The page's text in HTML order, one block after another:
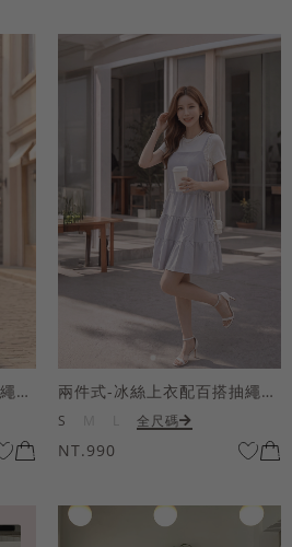
兩件式-冰絲上衣配百搭抽繩短洋裝 兩件式-冰絲上衣配百搭抽繩短洋裝
S 全尺碼
NT.990